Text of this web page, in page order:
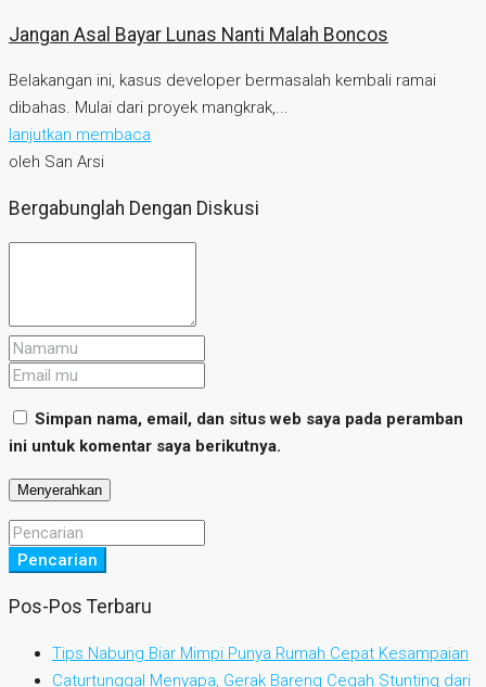
Jangan Asal Bayar Lunas Nanti Malah Boncos
Belakangan ini, kasus developer bermasalah kembali ramai
dibahas. Mulai dari proyek mangkrak,...
lanjutkan membaca
oleh San Arsi
Bergabunglah Dengan Diskusi
Simpan nama, email, dan situs web saya pada peramban
ini untuk komentar saya berikutnya.
Pencarian
Pos-Pos Terbaru
Tips Nabung Biar Mimpi Punya Rumah Cepat Kesampaian
Caturtunggal Menyapa, Gerak Bareng Cegah Stunting dari